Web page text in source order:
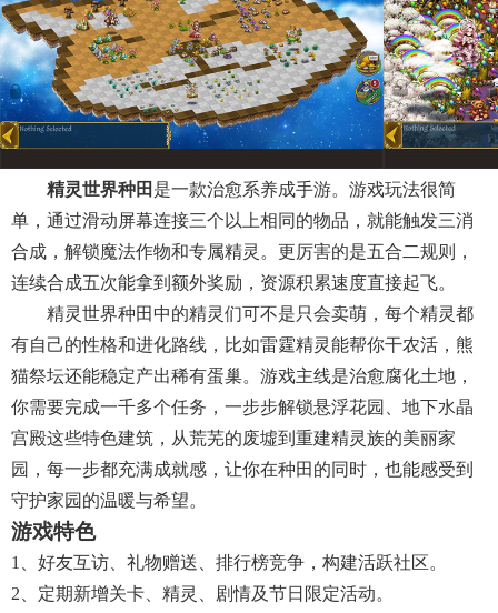
精灵世界种田 是一款治愈系养成手游。游戏玩法很简
单，通过滑动屏幕连接三个以上相同的物品，就能触发三消
合成，解锁魔法作物和专属精灵。更厉害的是五合二规则，
连续合成五次能拿到额外奖励，资源积累速度直接起飞。
精灵世界种田中的精灵们可不是只会卖萌，每个精灵都
有自己的性格和进化路线，比如雷霆精灵能帮你干农活，熊
猫祭坛还能稳定产出稀有蛋巢。游戏主线是治愈腐化土地，
你需要完成一千多个任务，一步步解锁悬浮花园、地下水晶
宫殿这些特色建筑，从荒芜的废墟到重建精灵族的美丽家
园，每一步都充满成就感，让你在种田的同时，也能感受到
守护家园的温暖与希望。
游戏特色
1、好友互访、礼物赠送、排行榜竞争，构建活跃社区。
2、定期新增关卡、精灵、剧情及节日限定活动。